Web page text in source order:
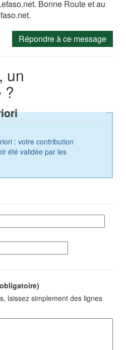
Bonne Route et au
Répondre à ce message
un
?
: votre contribution
été validée par les
laissez simplement des lignes